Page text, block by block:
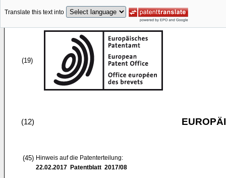
Translate this text into
(19)
(12)
(45) Hinweis auf die Patenterteilung:
22.02.2017 Patentblatt 2017/08